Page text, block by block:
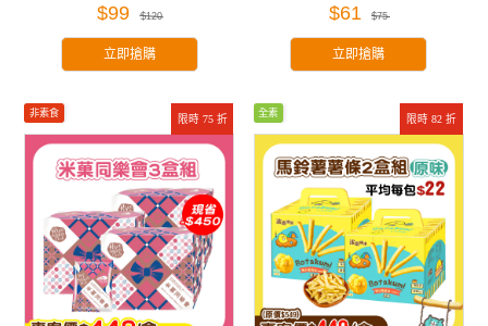
$99 $120
立即搶購
$61 $75
立即搶購
限時 75 折
非素食
限時 82 折
全素